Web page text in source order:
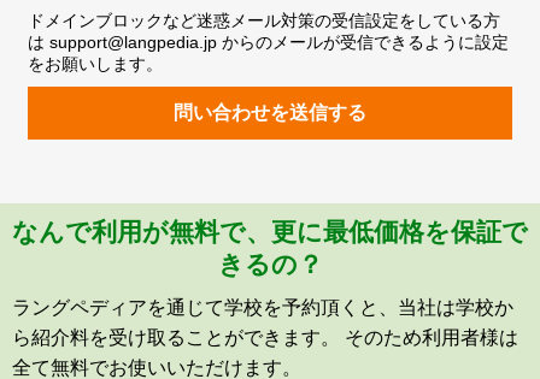
ドメインブロックなど迷惑メール対策の受信設定をしている方
は support@langpedia.jp からのメールが受信できるように設定
をお願いします。
問い合わせを送信する
なんで利用が無料で、更に最低価格を保証で
きるの？
ラングペディアを通じて学校を予約頂くと、当社は学校か
ら紹介料を受け取ることができます。 そのため利用者様は
全て無料でお使いいただけます。